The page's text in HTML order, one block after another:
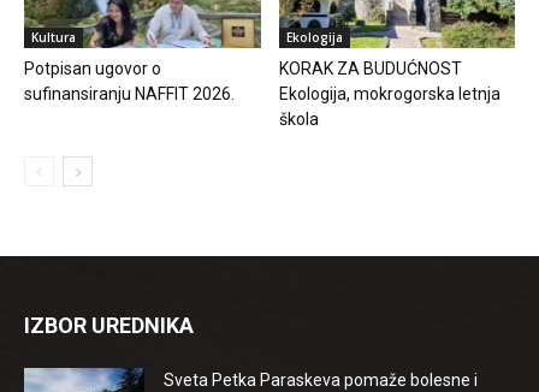
Kultura
Potpisan ugovor o
sufinansiranju NAFFIT 2026.
Ekologija
KORAK ZA BUDUĆNOST
Ekologija, mokrogorska letnja
škola
IZBOR UREDNIKA
Sveta Petka Paraskeva pomaže bolesne i